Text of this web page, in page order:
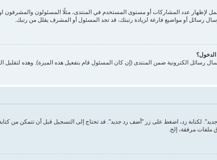
لإظهار عدد المشاركات أو مستوى المستخدم في المنتدى، مثلًا المسئولون والمشرفون
رسائل أو مواضيع فارغة لزيادة رتبتك، قد تجد المسئول أو المشرف يقلل من رتبك.
رسائل الكترونية ضمن المنتدى (إن كان المسئول قام بتفعيل هذه الميزة). وهذه
لكتابة رد، اضغط على زر "أضف رد جديد". قد تحتاج إلى التسجيل قبل أن تتمكن من
ملفات مرفقة، إلخ.